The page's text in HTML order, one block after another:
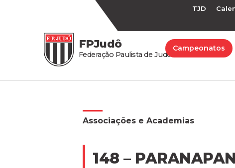
TJD
FPJudô
Federação Paulista de Judô
Campeonatos
Associações e Academias
148 –